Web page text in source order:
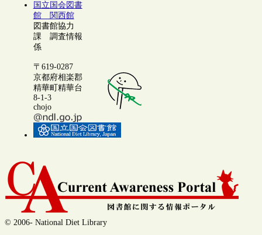
国立国会図書
館 関西館
図書館協力
課 調査情報
係
〒619-0287
京都府相楽郡
精華町精華台
8-1-3
chojo
© 2006- National Diet Library